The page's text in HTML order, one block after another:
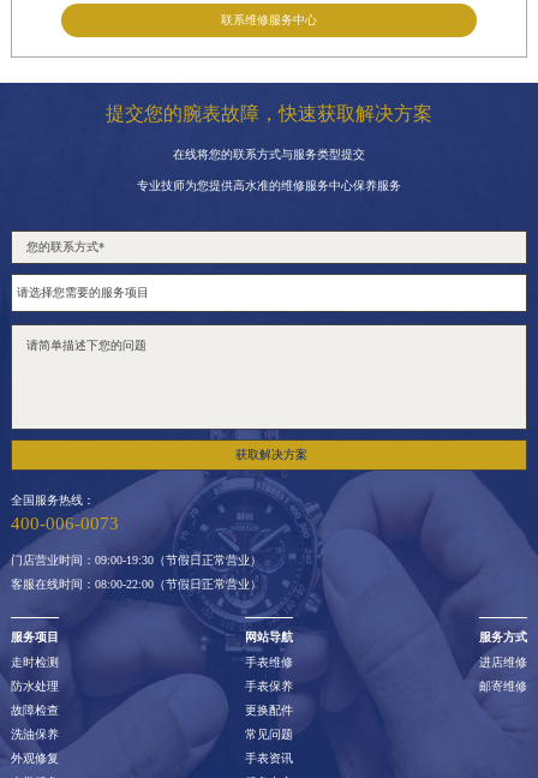
联系维修服务中心
提交您的腕表故障，快速获取解决方案
在线将您的联系方式与服务类型提交
专业技师为您提供高水准的维修服务中心保养服务
获取解决方案
全国服务热线：
400-006-0073
门店营业时间：09:00-19:30（节假日正常营业）
客服在线时间：08:00-22:00（节假日正常营业）
服务项目
走时检测
防水处理
故障检查
洗油保养
外观修复
网站导航
手表维修
手表保养
更换配件
常见问题
手表资讯
服务方式
进店维修
邮寄维修